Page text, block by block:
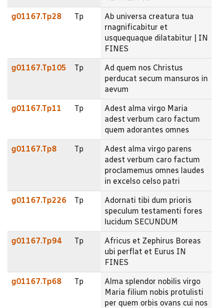
g01167.Tp28 Tp
Ab universa creatura tua
rnagnificabitur et
usquequaque dilatabitur | IN
FINES
g01167.Tp105 Tp
Ad quem nos Christus
perducat secum mansuros in
aevum
g01167.Tp11 Tp
Adest alma virgo Maria
adest verbum caro factum
quem adorantes omnes
g01167.Tp8 Tp
Adest alma virgo parens
adest verbum caro factum
proclamemus omnes laudes
in excelso celso patri
g01167.Tp226 Tp
Adornati tibi dum prioris
speculum testamenti fores
lucidum SECUNDUM
g01167.Tp94 Tp
Africus et Zephirus Boreas
ubi perflat et Eurus IN
FINES
g01167.Tp68 Tp
Alma splendor nobilis virgo
Maria filium nobis protulisti
per quem orbis ovans cui nos